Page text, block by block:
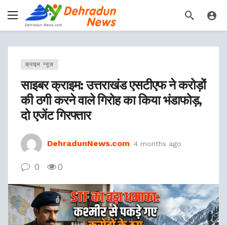
क्राइम न्यूज़
साइबर क्राइम: उत्तराखंड एसटीएफ ने करोड़ों
की ठगी करने वाले गिरोह का किया भंडाफोड़,
दो एजेंट गिरफ्तार
DehradunNews.com 4 months ago
0 0